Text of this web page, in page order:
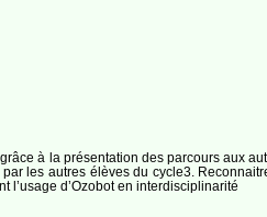
à la présentation des parcours aux
les autres élèves du cycle3.
l’usage d’Ozobot en interdisciplinarité